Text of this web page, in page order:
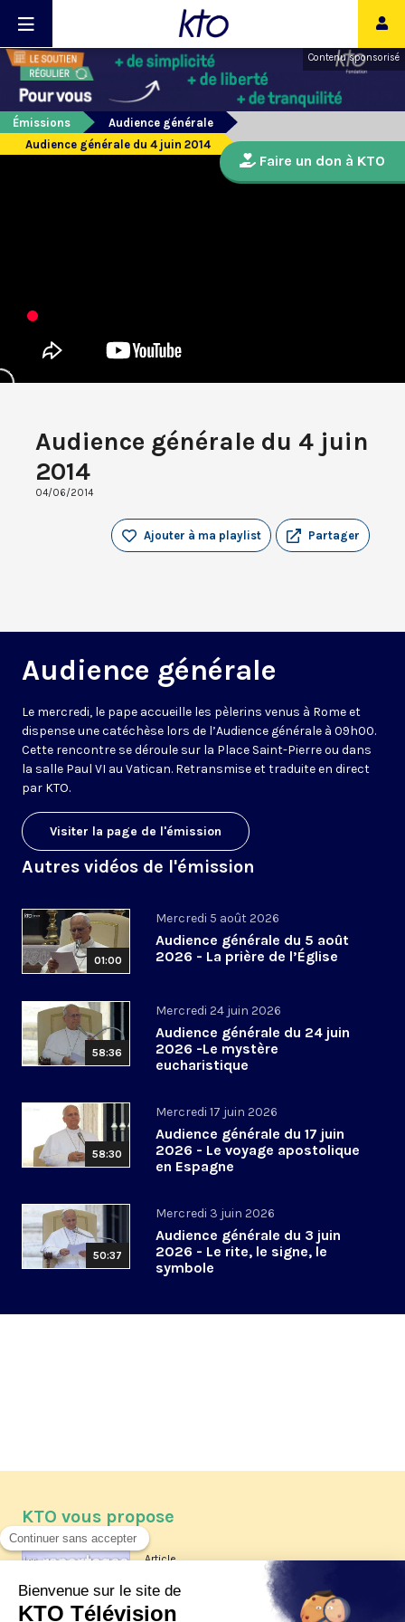
Contenu sponsorisé
Émissions
Audience générale
Audience générale du 4 juin 2014
Audience générale du 4 juin
2014
04/06/2014
Partager
Ajouter à ma playlist
Audience générale
Le mercredi, le pape accueille les pèlerins venus à Rome et
dispense une catéchèse lors de l’Audience générale à 09h00.
Cette rencontre se déroule sur la Place Saint-Pierre ou dans
la salle Paul VI au Vatican. Retransmise et traduite en direct
par KTO.
Visiter la page de l'émission
Autres vidéos de l'émission
01:00
Mercredi 5 août 2026
Audience générale du 5 août
2026 - La prière de l’Église
58:36
Mercredi 24 juin 2026
Audience générale du 24 juin
2026 -Le mystère
eucharistique
58:30
Mercredi 17 juin 2026
Audience générale du 17 juin
2026 - Le voyage apostolique
en Espagne
50:37
Mercredi 3 juin 2026
Audience générale du 3 juin
2026 - Le rite, le signe, le
symbole
Faire un don à KTO
KTO vous propose
Article
Les reportages d'été 2026 de KTO